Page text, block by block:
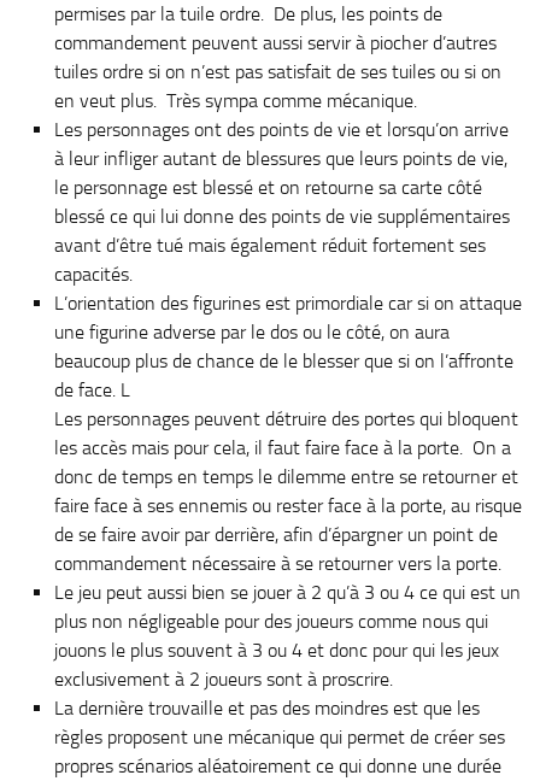
permises par la tuile ordre. De plus, les points de
commandement peuvent aussi servir à piocher d’autres
tuiles ordre si on n’est pas satisfait de ses tuiles ou si on
en veut plus. Très sympa comme mécanique.
Les personnages ont des points de vie et lorsqu’on arrive
à leur infliger autant de blessures que leurs points de vie,
le personnage est blessé et on retourne sa carte côté
blessé ce qui lui donne des points de vie supplémentaires
avant d’être tué mais également réduit fortement ses
capacités.
L’orientation des figurines est primordiale car si on attaque
une figurine adverse par le dos ou le côté, on aura
beaucoup plus de chance de le blesser que si on l’affronte
de face. L
Les personnages peuvent détruire des portes qui bloquent
les accès mais pour cela, il faut faire face à la porte. On a
donc de temps en temps le dilemme entre se retourner et
faire face à ses ennemis ou rester face à la porte, au risque
de se faire avoir par derrière, afin d’épargner un point de
commandement nécessaire à se retourner vers la porte.
Le jeu peut aussi bien se jouer à 2 qu’à 3 ou 4 ce qui est un
plus non négligeable pour des joueurs comme nous qui
jouons le plus souvent à 3 ou 4 et donc pour qui les jeux
exclusivement à 2 joueurs sont à proscrire.
La dernière trouvaille et pas des moindres est que les
règles proposent une mécanique qui permet de créer ses
propres scénarios aléatoirement ce qui donne une durée